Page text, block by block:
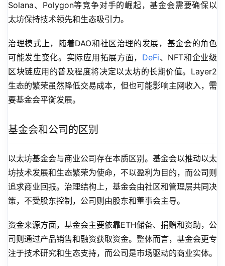
Solana、Polygon等竞争对手的崛起，基金会需要确保以
太坊保持技术领先和生态吸引力。
治理模式上，随着DAO和社区治理的发展，基金会的角色
可能发生变化。实际应用拓展方面， DeFi、NFT和企业级
区块链应用的普及程度将决定以太坊的长期价值。Layer2
生态的繁荣虽然降低交易成本，但也可能影响主网收入，需
要基金会平衡发展。
基金会和公司的区别
以太坊基金会与商业公司存在本质区别。基金会以推动以太
坊技术发展和生态繁荣为使命，不以盈利为目的，而公司则
追求商业回报。治理结构上，基金会由社区和管理层共同决
策，不受股东控制，公司则由股东和董事会主导。
资金来源方面，基金会主要依靠ETH储备、捐赠和资助，公
司则通过产品销售和融资获取资金。整体而言，基金会更专
注于技术研究和生态支持，而公司是市场驱动的商业实体。